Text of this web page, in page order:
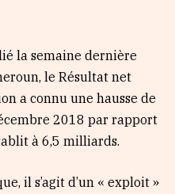
la semaine dernière
le Résultat net
a connu une hausse de
2018 par rapport
à 6,5 milliards.
il s’agit d’un « exploit »